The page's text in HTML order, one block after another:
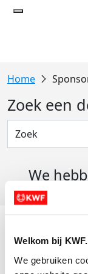
Welkom bij
We gebruiken
Zoek een
We